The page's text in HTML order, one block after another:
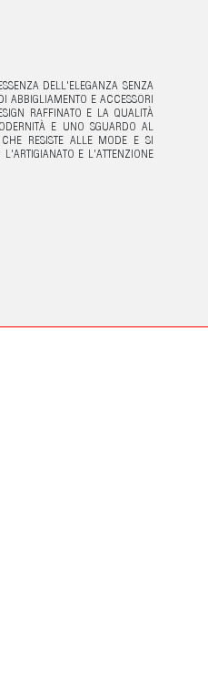
DELL'ELEGANZA SENZA
ABBIGLIAMENTO E ACCESSORI
RAFFINATO E LA QUALITÀ
E UNO SGUARDO AL
RESISTE ALLE MODE E SI
E L'ATTENZIONE